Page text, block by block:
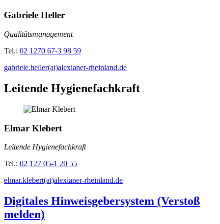
Gabriele Heller
Qualitätsmanagement
Tel.: 02 1270 67-3 98 59
gabriele.heller(at)alexianer-rheinland.de
Leitende Hygienefachkraft
Elmar Klebert
Leitende Hygienefachkraft
Tel.: 02 127 05-1 20 55
elmar.klebert(at)alexianer-rheinland.de
Digitales Hinweisgebersystem (Verstoß
melden)